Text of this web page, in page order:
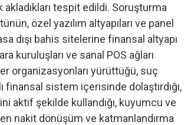
akladıkları tespit edildi. Soruşturma
özel yazılım altyapıları ve panel
dışı bahis sitelerine finansal altyapı
kuruluşları ve sanal POS ağları
organizasyonları yürüttüğü, suç
finansal sistem içerisinde dolaştırdığı,
aktif şekilde kullandığı, kuyumcu ve
nakit dönüşüm ve katmanlandırma